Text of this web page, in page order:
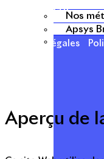
Nos
Apsys
Nos métiers
Mentions légales
Aperçu de